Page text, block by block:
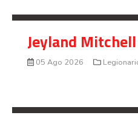
Jeyland
05 Ago 2026